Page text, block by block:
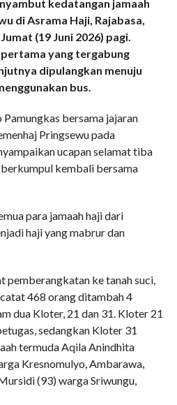
kedatangan jamaah
di Asrama Haji, Rajabasa,
(19 Juni 2026) pagi.
yang tergabung
dipulangkan menuju
bus.
bersama jajaran
Pringsewu pada
ucapan selamat tiba
kembali bersama
para jamaah haji dari
haji yang mabrur dan
pemberangkatan ke tanah suci,
468 orang ditambah 4
dua Kloter, 21 dan 31. Kloter 21
sedangkan Kloter 31
termuda Aqila Anindhita
Kresnomulyo, Ambarawa,
(93) warga Sriwungu,